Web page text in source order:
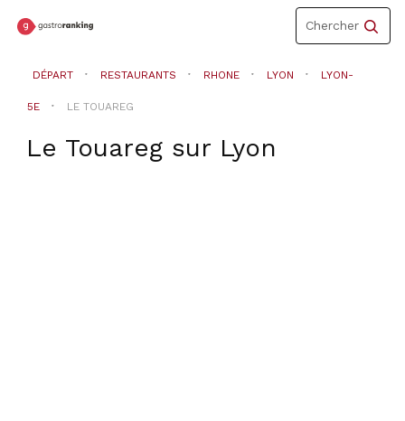
Toggle
navigation
Chercher
DÉPART RESTAURANTS RHONE LYON LYON-
5E LE TOUAREG
Le Touareg sur Lyon